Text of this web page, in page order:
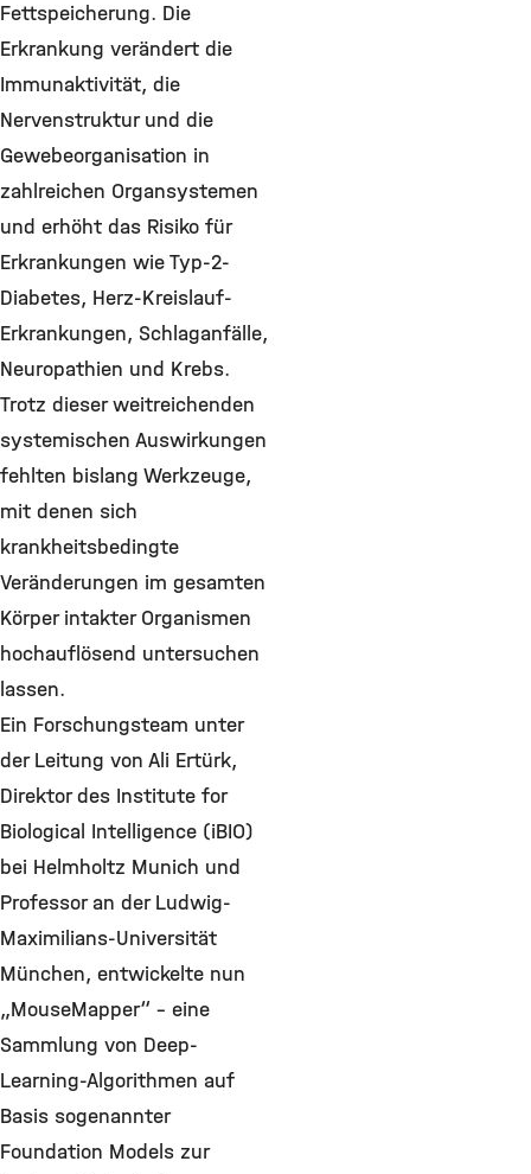
Fettspeicherung. Die
Erkrankung verändert die
Immunaktivität, die
Nervenstruktur und die
Gewebeorganisation in
zahlreichen Organsystemen
und erhöht das Risiko für
Erkrankungen wie Typ-2-
Diabetes, Herz-Kreislauf-
Erkrankungen, Schlaganfälle,
Neuropathien und Krebs.
Trotz dieser weitreichenden
systemischen Auswirkungen
fehlten bislang Werkzeuge,
mit denen sich
krankheitsbedingte
Veränderungen im gesamten
Körper intakter Organismen
hochauflösend untersuchen
lassen.
Ein Forschungsteam unter
der Leitung von Ali Ertürk,
Direktor des Institute for
Biological Intelligence (iBIO)
bei Helmholtz Munich und
Professor an der Ludwig-
Maximilians-Universität
München, entwickelte nun
„MouseMapper“ – eine
Sammlung von Deep-
Learning-Algorithmen auf
Basis sogenannter
Foundation Models zur